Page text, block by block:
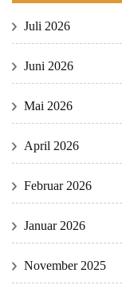
Juli 2026
Juni 2026
Mai 2026
April 2026
Februar 2026
Januar 2026
November 2025